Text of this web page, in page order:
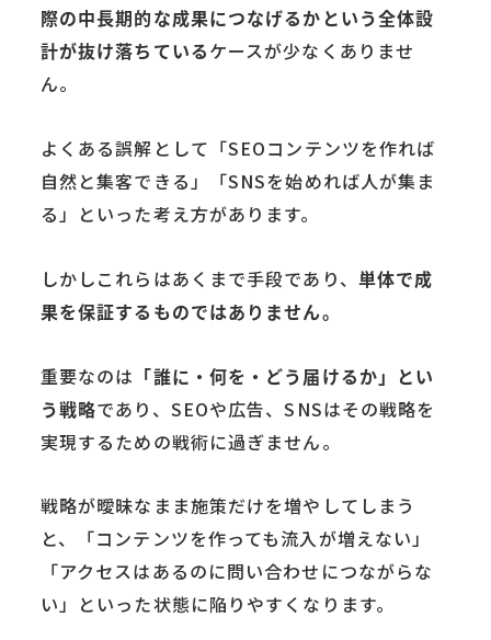
際の中長期的な成果につなげるかという全体設
計が抜け落ちているケースが少なくありませ
ん。
よくある誤解として「SEOコンテンツを作れば
自然と集客できる」「SNSを始めれば人が集ま
る」といった考え方があります。
しかしこれらはあくまで手段であり、 単体で成
果を保証するものではありません。
重要なのは 「誰に・何を・どう届けるか」とい
う戦略であり、SEOや広告、SNSはその戦略を
実現するための戦術に過ぎません。
戦略が曖昧なまま施策だけを増やしてしまう
と、「コンテンツを作っても流入が増えない」
「アクセスはあるのに問い合わせにつながらな
い」といった状態に陥りやすくなります。